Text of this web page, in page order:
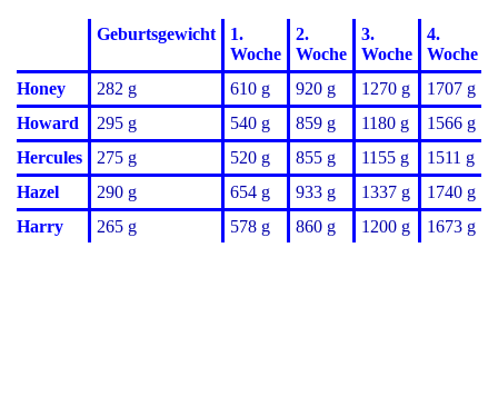
Geburtsgewicht
1.
Woche
2.
Woche
3.
Woche
4.
Woche
Honey
282 g 610 g 920 g 1270 g 1707 g
Howard
295 g 540 g 859 g 1180 g 1566 g
Hercules
275 g 520 g 855 g 1155 g 1511 g
Hazel
290 g 654 g 933 g 1337 g 1740 g
Harry
265 g 578 g 860 g 1200 g 1673 g